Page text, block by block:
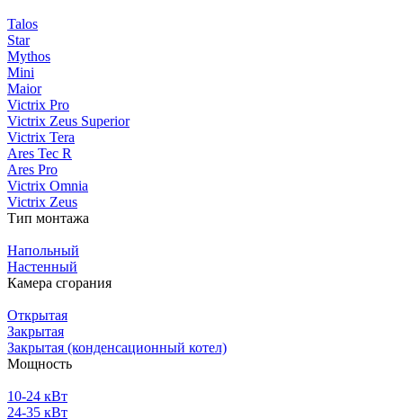
Talos
Star
Mythos
Mini
Maior
Victrix Pro
Victrix Zeus Superior
Victrix Tera
Ares Tec R
Ares Pro
Victrix Omnia
Victrix Zeus
Тип монтажа
Напольный
Настенный
Камера сгорания
Открытая
Закрытая
Закрытая (конденсационный котел)
Мощность
10-24 кВт
24-35 кВт